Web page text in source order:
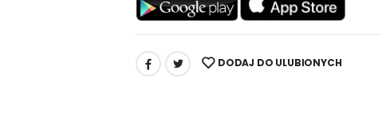
UDOSTĘPNIJ: DODAJ DO ULUBIONYCH